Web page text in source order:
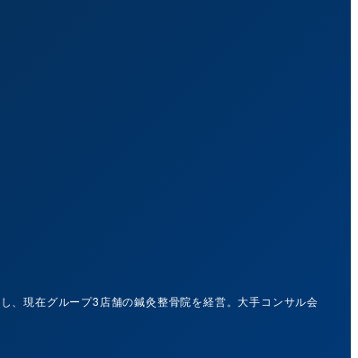
、現在グループ3店舗の鍼灸整骨院を経営。大手コンサル会